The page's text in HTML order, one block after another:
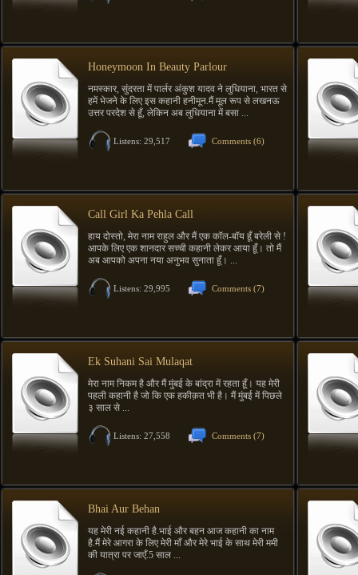
Honeymoon In Beauty Parlour
नमस्कार, सुंदरता में पार्लर अंकुश यादव ने लुधियाना, भारत से
हमें भेजने के लिए इस कहानी हनीमून.मैं मूल रूप से लखनऊ
उत्तर परदेश से हूँ, लेकिन अब लुधियाना में बसा ...
Listens: 29,517 Comments (6)
Call Girl Ka Pehla Call
हाय दोस्तो, मेरा नाम राहुल और मैं एक कॉल-बॉय हूँ बरेली से !
आपके लिए एक शानदार सच्ची कहानी लेकर आया हूँ। तो मैं
अब आपको अपना नया अनुभव सुनाता हूँ। ...
Listens: 29,995 Comments (7)
Ek Suhani Sai Mulaqat
मेरा नाम निकम है और मैं मुंबई के बांद्रा में रहता हूँ। यह मेरी
पहली कहानी है जो कि एक हकीक़त भी है। मैं मुंबई में पिछले
३ साल से ...
Listens: 27,558 Comments (7)
Bhai Aur Behan
यह मेरी नई कहानी है.भाई और बहन आज कहानी का नाम
है.मैं मेरे आगरा के लिए मेरी माँ और मेरे भाई के साथ मेरी ममी
की यात्रा पर जाएँ.5 साल ...